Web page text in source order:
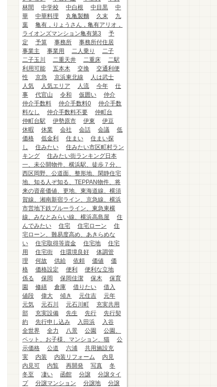
林間
中学校 中白根 中目黒
中
華
中華料理 丸亀製麵 久末
九
葉
亀有，りょうさん，亀有アリオ，
ライオンズマンション亀有第3
予
定
予算 事務所
事務所付住居
事業主
事業用 二人乗り
二子
二子玉川
二重天井 二重床
二駅
利用可能
五本木 交換
交通利便
性
京急 京浜東北線
人は武士
人気
人気エリア 人流 今年
仕
事
代官山 令和 仮囲い
仲介
仲介手数料
仲介手数料0
仲介手数
料なし
仲介手数料不要
仲町台
仲町台駅
伊勢原市 伊東
伊豆
休暇
休業 会社 会話 会議
低
価格
低金利 住まい
住まい探
し
住みたい
住みたい市区町村ラン
キング
住みたい街ランキング日本
一、未公開物件、横浜駅、徒歩７分、
西区岡野、公道面、整形地、閑静住宅
地、知る人ぞ知る、TEPPAN物件、将
来の資産価値、更地、東海道線、横須
賀線、湘南新宿ライン、京急線、横浜
市営地下鉄ブルーライン、東急東横
線、みなとみらい線、横浜高島屋
住
んでみたい
住宅 住宅ローン
住
宅ローン、難易度高め、あきらめな
い
住宅取得等資金 住宅地
住宅
用
住宅街 住環境良好
体調管
理
何故 供給 依頼 価値
価
格
価格設定 便利
便利な立地
係る
保岡 保岡佳潔 保木
保育
園
修繕 倉庫 借りたい
借入
値段
偉大 傾き 元住吉
元年
元気
元石川 元石川町
充実共用
部
充実設備 先生 先行
先行契
約
先行申し込み 入田浜
入谷
全世界
全力 八景 公園
公園、
ペット、お子様、マンション、猫
公
示価格
公道 六浦
共用施設充
実
内装 内装リフォーム
内見
内見可
内覧 再開発 写真
冬
冬至
凄い 函館 分譲
分譲タイ
プ
分譲マンション 分譲地
分譲